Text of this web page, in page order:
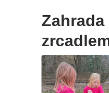
Zahrada